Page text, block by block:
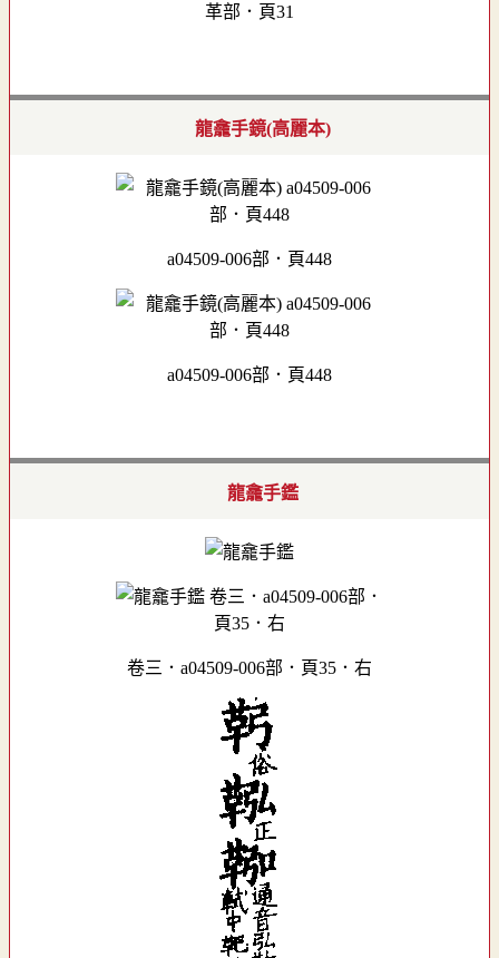
革部．頁31
龍龕手鏡(高麗本)
a04509-006部．頁448
a04509-006部．頁448
龍龕手鑑
卷三．a04509-006部．頁35．右